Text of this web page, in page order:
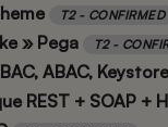
T2 - CONFIRMED
» Pega T2 -
ABAC,
REST + SOAP +